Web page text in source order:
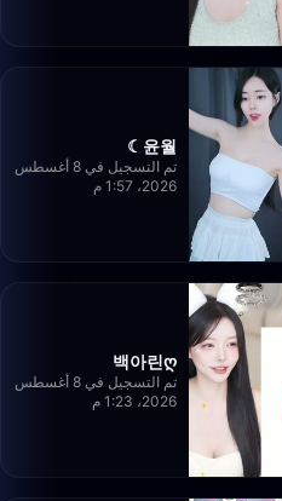
윤월☾
تم التسجيل في 8 أغسطس
2026، 1:57 م
백아린ღ
تم التسجيل في 8 أغسطس
2026، 1:23 م